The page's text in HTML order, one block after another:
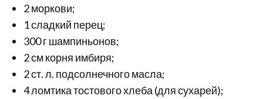
2 моркови;
1 сладкий перец;
300 г шампиньонов;
2 см корня имбиря;
2 ст. л. подсолнечного масла;
4 ломтика тостового хлеба (для сухарей);